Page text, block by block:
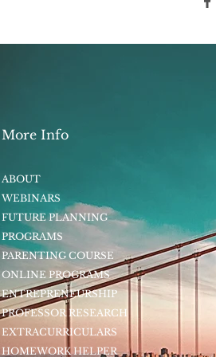
More Info
ABOUT
WEBINARS
FUTURE PLANNING
PROGRAMS
PARENTING COURSE
ONLINE PROGRAMS
ENTREPRENEURSHIP
PROFESSOR RESEARCH
EXTRACURRICULARS
HOMEWORK HELPER